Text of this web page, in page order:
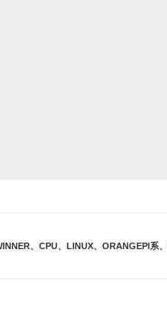
、 CPU、 LINUX、 ORANGEPI系、